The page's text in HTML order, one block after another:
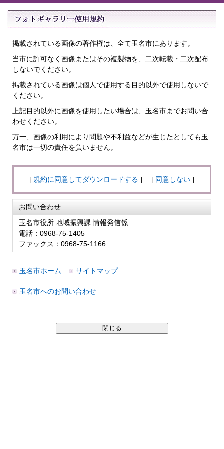
掲載されている画像の著作権は、全て玉名市にあります。
当市に許可なく画像またはその複製物を、二次転載・二次配布
しないでください。
掲載されている画像は個人で使用する目的以外で使用しないで
ください。
上記目的以外に画像を使用したい場合は、玉名市までお問い合
わせください。
万一、画像の利用により問題や不利益などが生じたとしても玉
名市は一切の責任を負いません。
[ 規約に同意してダウンロードする ] [ 同意しない ]
お問い合わせ
玉名市役所 地域振興課 情報発信係
電話：0968-75-1405
ファックス：0968-75-1166
玉名市ホーム サイトマップ
玉名市へのお問い合わせ